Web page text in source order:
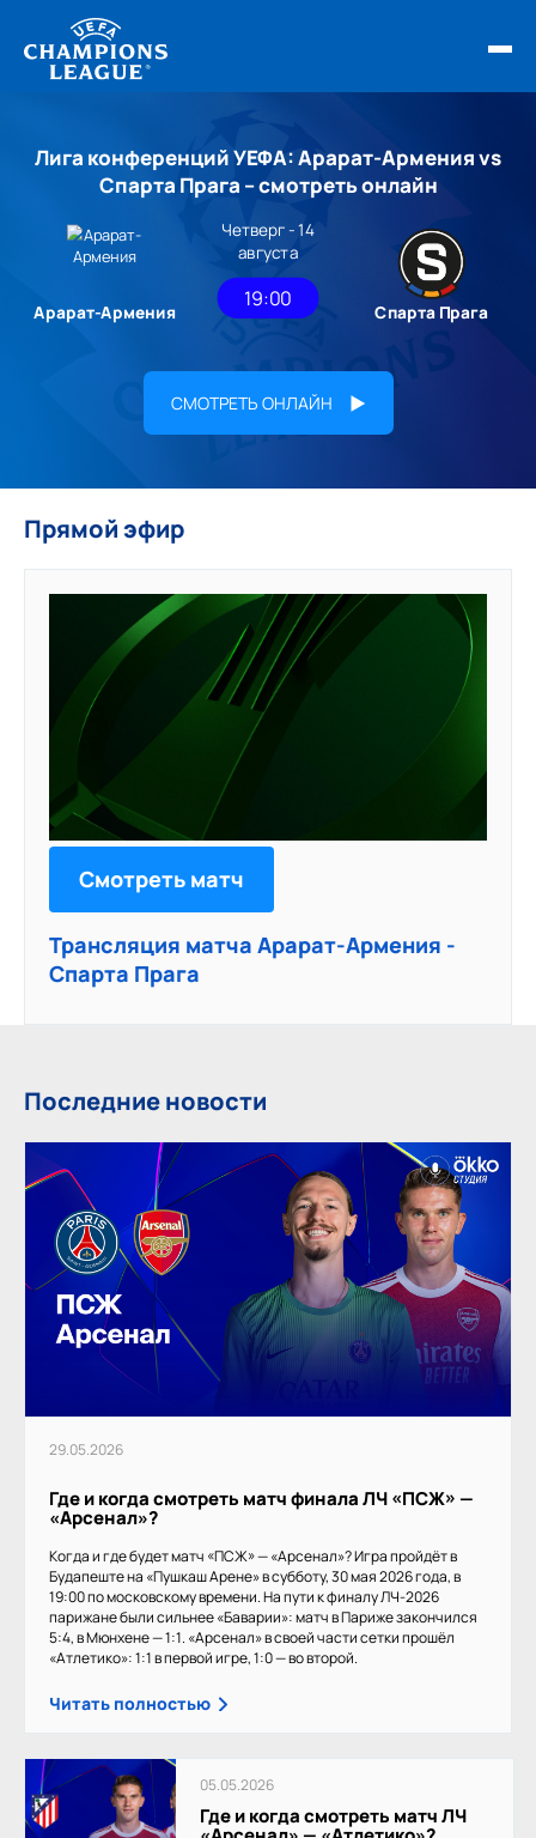
ОБЗОРЫ ЛЧ УЕФА
НОВОСТИ
Лига конференций УЕФА: Арарат-Армения vs
Спарта Прага – смотреть онлайн
Арарат-Армения
Четверг - 14
августа
19:00
Спарта Прага
СМОТРЕТЬ ОНЛАЙН
Прямой эфир
Смотреть матч
Трансляция матча Арарат-Армения -
Спарта Прага
Последние новости
29.05.2026
Где и когда смотреть матч финала ЛЧ «ПСЖ» —
«Арсенал»?
Когда и где будет матч «ПСЖ» — «Арсенал»? Игра пройдёт в
Будапеште на «Пушкаш Арене» в субботу, 30 мая 2026 года, в
19:00 по московскому времени. На пути к финалу ЛЧ-2026
парижане были сильнее «Баварии»: матч в Париже закончился
5:4, в Мюнхене — 1:1. «Арсенал» в своей части сетки прошёл
«Атлетико»: 1:1 в первой игре, 1:0 — во второй.
Читать полностью
05.05.2026
Где и когда смотреть матч ЛЧ